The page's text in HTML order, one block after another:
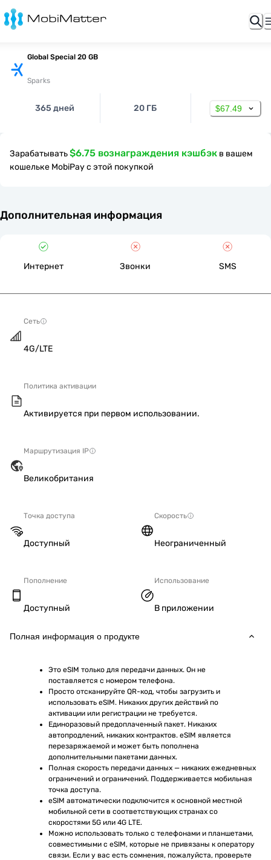
Global Special 20 GB
Sparks
365 дней 20 ГБ $67.49
Зарабатывать$6.75 вознаграждения кэшбэк в вашем
кошельке MobiPay с этой покупкой
Дополнительная информация
Интернет Звонки SMS
Сеть
4G/LTE
Политика активации
Активируется при первом использовании.
Маршрутизация IP
Великобритания
Точка доступа
Доступный
Скорость
Неограниченный
Пополнение
Доступный
Использование
В приложении
Полная информация о продукте
Это eSIM только для передачи данных. Он не
поставляется с номером телефона.
Просто отсканируйте QR-код, чтобы загрузить и
использовать eSIM. Никаких других действий по
активации или регистрации не требуется.
Единоразовый предоплаченный пакет. Никаких
автопродлений, никаких контрактов. eSIM является
перезаряжаемой и может быть пополнена
дополнительными пакетами данных.
Полная скорость передачи данных — никаких ежедневных
ограничений и ограничений. Поддерживается мобильная
точка доступа.
eSIM автоматически подключится к основной местной
мобильной сети в соответствующих странах со
скоростями 5G или 4G LTE.
Можно использовать только с телефонами и планшетами,
совместимыми с eSIM, которые не привязаны к оператору
связи. Если у вас есть сомнения, пожалуйста, проверьте